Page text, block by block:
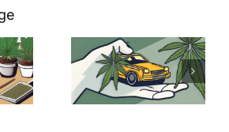
über
und
Cannabis
Samen
kaufen: Alles
was Sie